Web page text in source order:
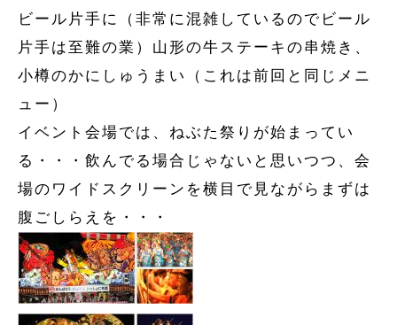
ビール片手に（非常に混雑しているのでビール
片手は至難の業）山形の牛ステーキの串焼き、
小樽のかにしゅうまい（これは前回と同じメニ
ュー）
イベント会場では、ねぶた祭りが始まってい
る・・・飲んでる場合じゃないと思いつつ、会
場のワイドスクリーンを横目で見ながらまずは
腹ごしらえを・・・